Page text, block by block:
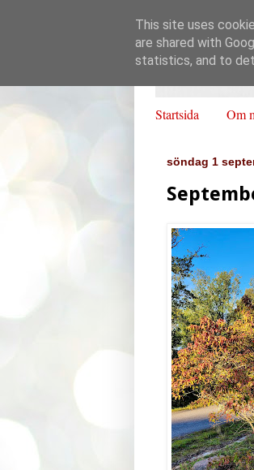
Startsida Om
söndag 1
This site uses
are shared with
statistics, and to